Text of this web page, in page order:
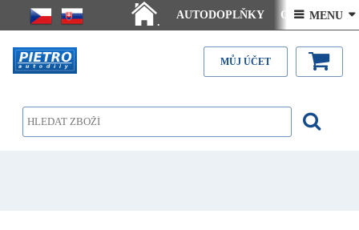
.
AUTODOPLŇKY Ceny doručení
Články - návody Kontakt
 MENU 
MŮJ ÚČET